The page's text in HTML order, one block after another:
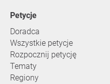
Petycje
Doradca
Wszystkie petycje
Rozpocznij petycję
Tematy
Regiony